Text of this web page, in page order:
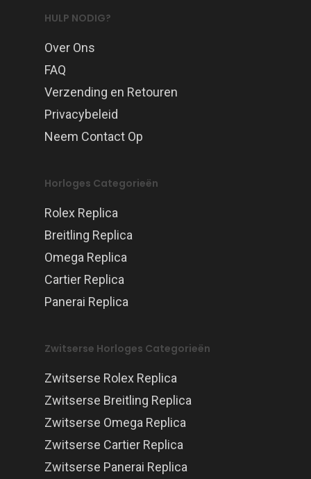
HULP NODIG?
Over Ons
FAQ
Verzending en Retouren
Privacybeleid
Neem Contact Op
Horloges Categorieën
Rolex Replica
Breitling Replica
Omega Replica
Cartier Replica
Panerai Replica
Zwitserse Horloges Categorieën
Zwitserse Rolex Replica
Zwitserse Breitling Replica
Zwitserse Omega Replica
Zwitserse Cartier Replica
Zwitserse Panerai Replica